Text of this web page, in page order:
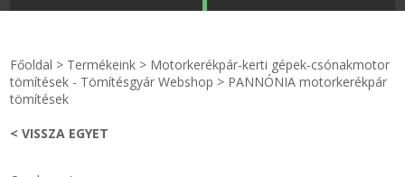
KULCSTARTÓ - KULCSKARIKA videók
Főoldal > Termékeink > Motorkerékpár-kerti gépek-csónakmotor
tömítések - Tömítésgyár Webshop > PANNÓNIA motorkerékpár
tömítések
< VISSZA EGYET